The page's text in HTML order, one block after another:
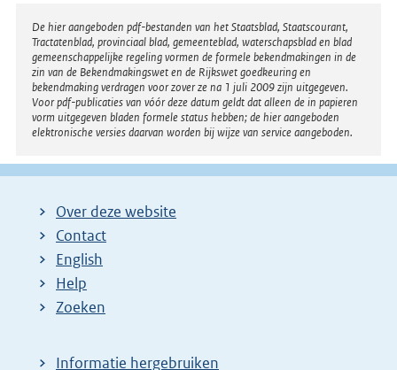
Disclaimer
De hier aangeboden pdf-bestanden van het Staatsblad, Staatscourant,
Tractatenblad, provinciaal blad, gemeenteblad, waterschapsblad en blad
gemeenschappelijke regeling vormen de formele bekendmakingen in de
zin van de Bekendmakingswet en de Rijkswet goedkeuring en
bekendmaking verdragen voor zover ze na 1 juli 2009 zijn uitgegeven.
Voor pdf-publicaties van vóór deze datum geldt dat alleen de in papieren
vorm uitgegeven bladen formele status hebben; de hier aangeboden
elektronische versies daarvan worden bij wijze van service aangeboden.
Over deze website
Contact
English
Help
Zoeken
Informatie hergebruiken